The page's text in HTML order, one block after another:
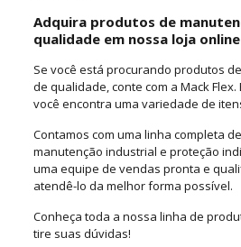
Adquira produtos de
qualidade em nossa loja online
Se você está procurando produtos
de qualidade, conte com a Mack Flex.
você encontra uma variedade de
Contamos com uma linha completa
manutenção industrial e proteção
uma equipe de vendas pronta e
atendê-lo da melhor forma possível.
Conheça toda a nossa linha de
tire suas dúvidas!